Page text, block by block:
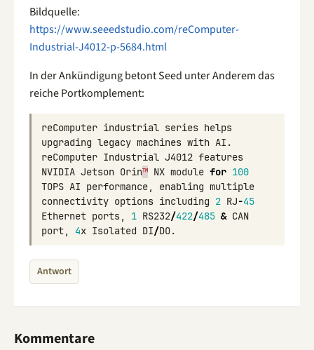
Bildquelle:
https://www.seeedstudio.com/reComputer-
Industrial-J4012-p-5684.html
In der Ankündigung betont Seed unter Anderem das
reiche Portkomplement:
reComputer industrial series helps
upgrading legacy machines with AI .
reComputer Industrial J4012 features
NVIDIA Jetson Orin™ NX module for 100
TOPS AI performance, enabling multiple
connectivity options including 2 RJ-45
Ethernet ports, 1 RS232/422/485 & CAN
port, 4x Isolated DI/DO.
Antwort
Kommentare